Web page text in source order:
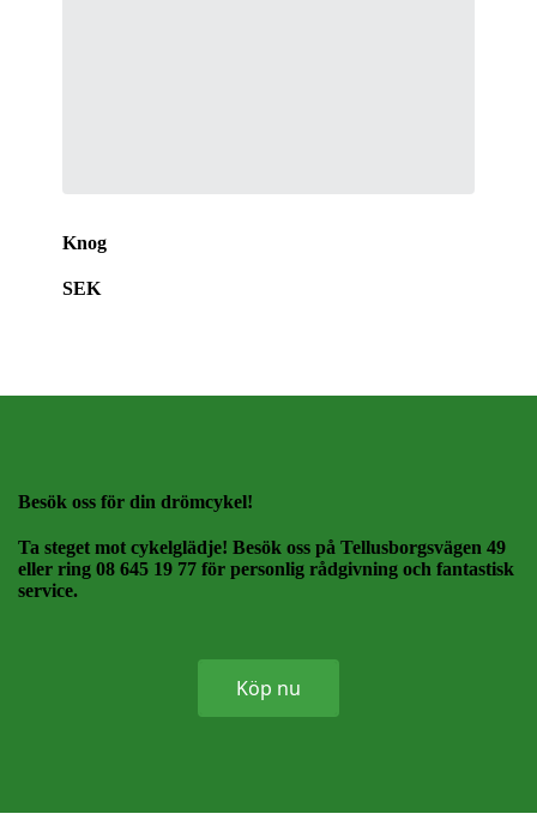
Knog
SEK
Besök oss för din drömcykel!
Ta steget mot cykelglädje! Besök oss på Tellusborgsvägen 49
eller ring 08 645 19 77 för personlig rådgivning och fantastisk
service.
Köp nu